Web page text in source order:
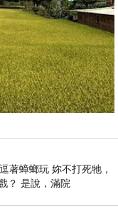
著蟑螂玩 妳不打死牠，
？ 是說，滿院